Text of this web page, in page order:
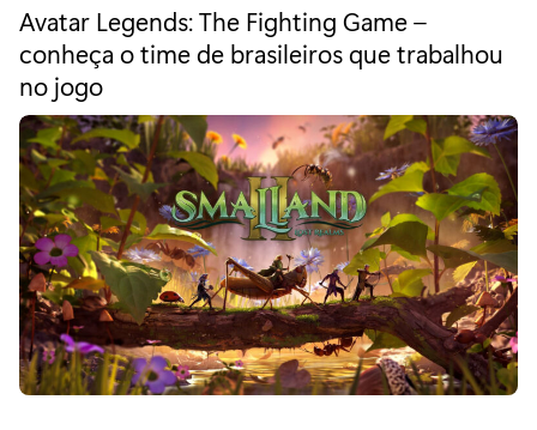
s
e
g
u
n
d
o
e
v
e
g
o
a
:
Avatar Legends: The Fighting Game –
conheça o time de brasileiros que trabalhou
no jogo